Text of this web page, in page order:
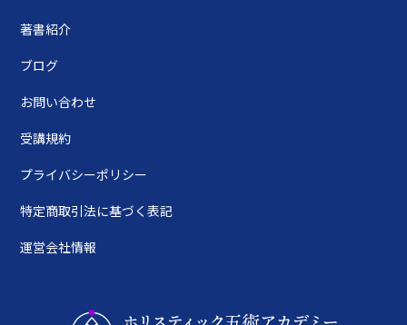
著書紹介
ブログ
お問い合わせ
受講規約
プライバシーポリシー
特定商取引法に基づく表記
運営会社情報